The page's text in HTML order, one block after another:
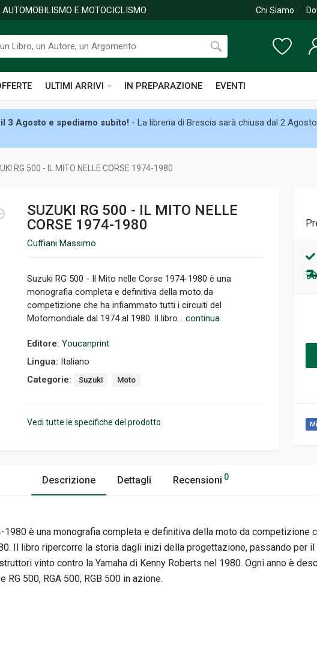
E MOTOCICLISMO Chi Siamo
ULTIMI ARRIVI IN PREPARAZIONE EVENTI
3 Agosto e spediamo subito! - La libreria di Brescia sarà chiusa dal 2
RG 500 - IL MITO NELLE CORSE 1974-1980
SUZUKI RG 500 - IL MITO NELLE
CORSE 1974-1980
Cuffiani Massimo
Suzuki RG 500 - Il Mito nelle Corse 1974-1980 è una
monografia completa e definitiva della moto da
competizione che ha infiammato tutti i circuiti del
Motomondiale dal 1974 al 1980. Il libro... continua
Editore: Youcanprint
Lingua: Italiano
Categorie:
Suzuki Moto
Vedi tutte le specifiche del prodotto
Descrizione Dettagli Recensioni 0
è una monografia completa e definitiva della moto da competizione
Il libro ripercorre la storia dagli inizi della progettazione, passando per
vinto contro la Yamaha di Kenny Roberts nel 1980. Ogni anno è
500, RGA 500, RGB 500 in azione.